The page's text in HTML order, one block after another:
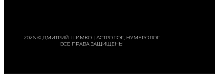
2026 © ДМИТРИЙ ШИМКО | АСТРОЛОГ, НУМЕРОЛОГ
ВСЕ ПРАВА ЗАЩИЩЕНЫ